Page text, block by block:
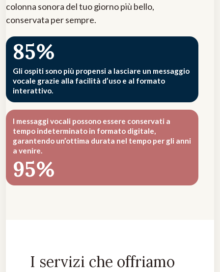
colonna sonora del tuo giorno più bello,
conservata per sempre.
85%
Gli ospiti sono più propensi a lasciare un messaggio
vocale grazie alla facilità d’uso e al formato
interattivo.
I messaggi vocali possono essere conservati a
tempo indeterminato in formato digitale,
garantendo un’ottima durata nel tempo per gli anni
a venire.
95%
I servizi che offriamo